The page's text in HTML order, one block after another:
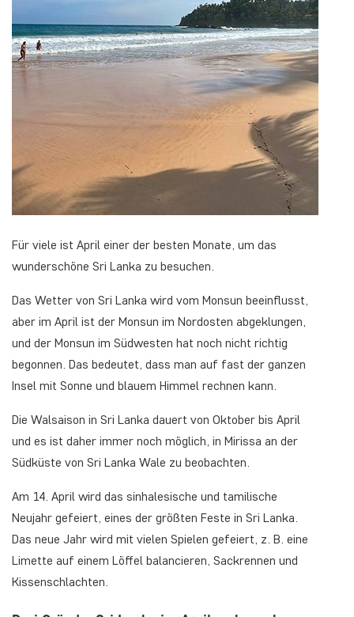
Für viele ist April einer der besten Monate, um das
wunderschöne Sri Lanka zu besuchen.
Das Wetter von Sri Lanka wird vom Monsun beeinflusst,
aber im April ist der Monsun im Nordosten abgeklungen,
und der Monsun im Südwesten hat noch nicht richtig
begonnen. Das bedeutet, dass man auf fast der ganzen
Insel mit Sonne und blauem Himmel rechnen kann.
Die Walsaison in Sri Lanka dauert von Oktober bis April
und es ist daher immer noch möglich, in Mirissa an der
Südküste von Sri Lanka Wale zu beobachten.
Am 14. April wird das sinhalesische und tamilische
Neujahr gefeiert, eines der größten Feste in Sri Lanka.
Das neue Jahr wird mit vielen Spielen gefeiert, z. B. eine
Limette auf einem Löffel balancieren, Sackrennen und
Kissenschlachten.